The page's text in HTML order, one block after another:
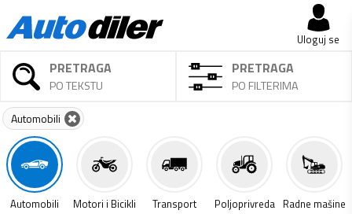
Uloguj se
PRETRAGA
PO TEKSTU
PRETRAGA
PO FILTERIMA
Automobili
Automobili Motori i Bicikli Transport Poljoprivreda Radne mašine